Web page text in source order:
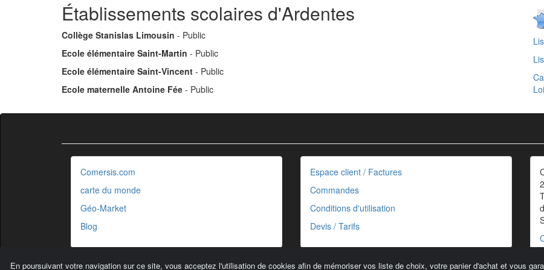
Établissements scolaires d'Ardentes
Collège Stanislas Limousin - Public
Ecole élémentaire Saint-Martin - Public
Ecole élémentaire Saint-Vincent - Public
Ecole maternelle Antoine Fée - Public
En poursuivant votre navigation sur ce site, vous acceptez l'utilisation de cookies afin de mémoriser vos liste de choix, votre panier d'achat et vous
Comersis.com
carte du monde
Géo-Market
Blog
Espace client / Factures
Commandes
Conditions d'utilisation
Devis / Tarifs